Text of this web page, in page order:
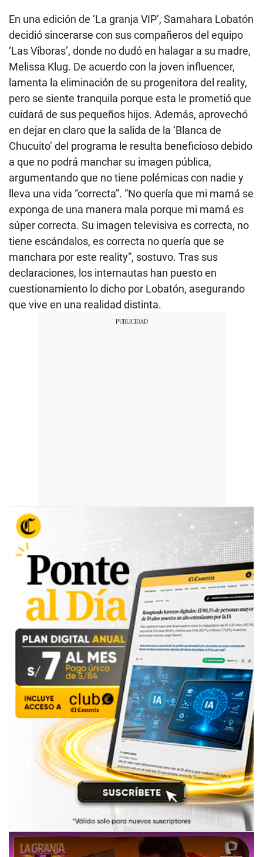
En una edición de ‘La granja VIP’, Samahara Lobatón
decidió sincerarse con sus compañeros del equipo
‘Las Víboras’, donde no dudó en halagar a su madre,
Melissa Klug. De acuerdo con la joven influencer,
lamenta la eliminación de su progenitora del reality,
pero se siente tranquila porque esta le prometió que
cuidará de sus pequeños hijos. Además, aprovechó
en dejar en claro que la salida de la ‘Blanca de
Chucuito’ del programa le resulta beneficioso debido
a que no podrá manchar su imagen pública,
argumentando que no tiene polémicas con nadie y
lleva una vida “correcta”. “No quería que mi mamá se
exponga de una manera mala porque mi mamá es
súper correcta. Su imagen televisiva es correcta, no
tiene escándalos, es correcta no quería que se
manchara por este reality”, sostuvo. Tras sus
declaraciones, los internautas han puesto en
cuestionamiento lo dicho por Lobatón, asegurando
que vive en una realidad distinta.